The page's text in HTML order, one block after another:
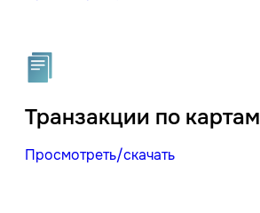
Транзакции по картам
Просмотреть/скачать